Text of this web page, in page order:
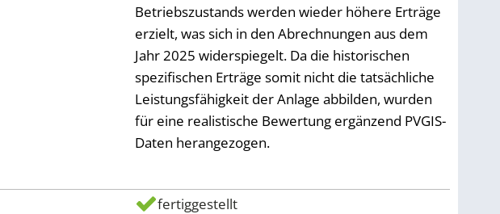
Betriebszustands werden wieder höhere Erträge
erzielt, was sich in den Abrechnungen aus dem
Jahr 2025 widerspiegelt. Da die historischen
spezifischen Erträge somit nicht die tatsächliche
Leistungsfähigkeit der Anlage abbilden, wurden
für eine realistische Bewertung ergänzend PVGIS-
Daten herangezogen.
fertiggestellt